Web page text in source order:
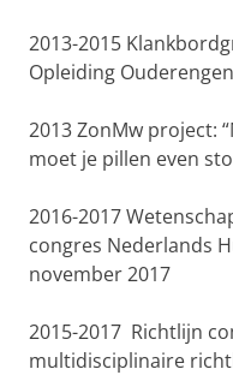
2013-2015 K
Opleiding
2013ZonMw project:
moet je pillen even
2016-2017
congres Nederlands
november 2017
2015-2017 Richtlijn
multidisciplinaire